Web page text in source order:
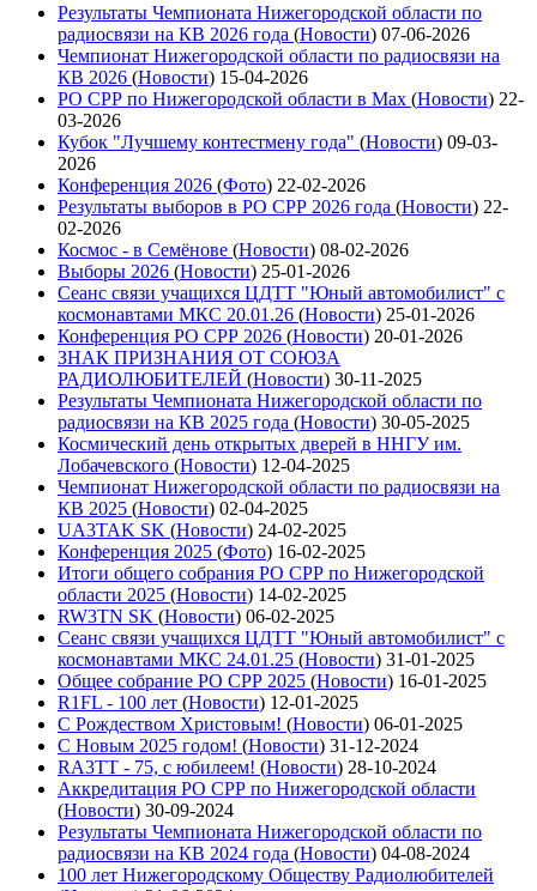
Результаты Чемпионата Нижегородской области по
радиосвязи на КВ 2026 года (Новости) 07-06-2026
Чемпионат Нижегородской области по радиосвязи на
КВ 2026 (Новости) 15-04-2026
РО СРР по Нижегородской области в Max (Новости) 22-
03-2026
Кубок "Лучшему контестмену года" (Новости) 09-03-
2026
Конференция 2026 (Фото) 22-02-2026
Результаты выборов в РО СРР 2026 года (Новости) 22-
02-2026
Космос - в Семёнове (Новости) 08-02-2026
Выборы 2026 (Новости) 25-01-2026
Сеанс связи учащихся ЦДТТ "Юный автомобилист" с
космонавтами МКС 20.01.26 (Новости) 25-01-2026
Конференция РО СРР 2026 (Новости) 20-01-2026
ЗНАК ПРИЗНАНИЯ ОТ СОЮЗА
РАДИОЛЮБИТЕЛЕЙ (Новости) 30-11-2025
Результаты Чемпионата Нижегородской области по
радиосвязи на КВ 2025 года (Новости) 30-05-2025
Космический день открытых дверей в ННГУ им.
Лобачевского (Новости) 12-04-2025
Чемпионат Нижегородской области по радиосвязи на
КВ 2025 (Новости) 02-04-2025
UA3TAK SK (Новости) 24-02-2025
Конференция 2025 (Фото) 16-02-2025
Итоги общего собрания РО СРР по Нижегородской
области 2025 (Новости) 14-02-2025
RW3TN SK (Новости) 06-02-2025
Сеанс связи учащихся ЦДТТ "Юный автомобилист" с
космонавтами МКС 24.01.25 (Новости) 31-01-2025
Общее собрание РО СРР 2025 (Новости) 16-01-2025
R1FL - 100 лет (Новости) 12-01-2025
С Рождеством Христовым! (Новости) 06-01-2025
С Новым 2025 годом! (Новости) 31-12-2024
RA3TT - 75, с юбилеем! (Новости) 28-10-2024
Аккредитация РО СРР по Нижегородской области
(Новости) 30-09-2024
Результаты Чемпионата Нижегородской области по
радиосвязи на КВ 2024 года (Новости) 04-08-2024
100 лет Нижегородскому Обществу Радиолюбителей